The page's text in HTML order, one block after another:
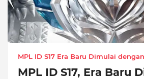
MPL ID S17 Era Baru Dimulai
MPL ID S17, Era Baru